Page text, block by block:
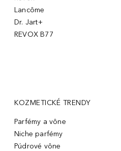
Lancôme
Dr. Jart+
REVOX B77
KOZMETICKÉ TRENDY
Parfémy a vône
Niche parfémy
Púdrové vône